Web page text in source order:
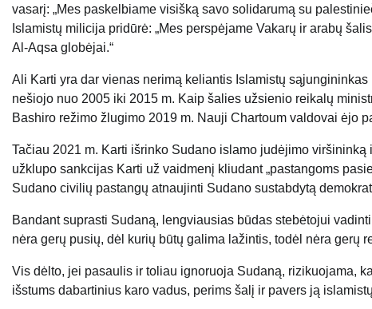
vasarį: „Mes paskelbiame visišką savo solidarumą su
Islamistų milicija pridūrė: „Mes perspėjame Vakarų ir arabų
Al-Aqsa globėjai.“
Ali Karti yra dar vienas nerimą keliantis Islamistų
nešiojo nuo 2005 iki 2015 m. Kaip šalies užsienio reikalų
Bashiro režimo žlugimo 2019 m. Nauji Chartoum valdovai ėjo
Tačiau 2021 m. Karti išrinko Sudano islamo judėjimo
užklupo sankcijas Karti už vaidmenį kliudant „pastangoms
Sudano civilių pastangų atnaujinti Sudano sustabdytą
Bandant suprasti Sudaną, lengviausias būdas stebėtojui
nėra gerų pusių, dėl kurių būtų galima lažintis, todėl nėra gerų
Vis dėlto, jei pasaulis ir toliau ignoruoja Sudaną, rizikuojama,
išstums dabartinius karo vadus, perims šalį ir pavers ją